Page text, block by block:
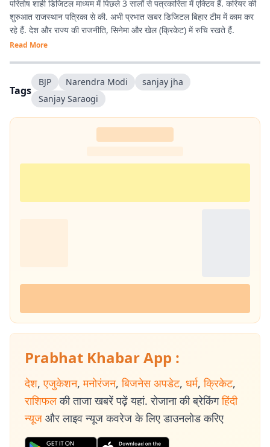
परितोष शाही डिजिटल माध्यम में पिछले 3 सालों से पत्रकारिता में एक्टिव हैं. करियर की
शुरुआत राजस्थान पत्रिका से की. अभी प्रभात खबर डिजिटल बिहार टीम में काम कर
रहे हैं. देश और राज्य की राजनीति, सिनेमा और खेल (क्रिकेट) में रुचि रखते हैं.
Read More
Tags
BJP Narendra Modi
sanjay jha
Sanjay Saraogi
Prabhat Khabar App :
देश, एजुकेशन, मनोरंजन, बिजनेस अपडेट, धर्म, क्रिकेट,
राशिफल की ताजा खबरें पढ़ें यहां. रोजाना की ब्रेकिंग हिंदी
न्यूज और लाइव न्यूज कवरेज के लिए डाउनलोड करिए